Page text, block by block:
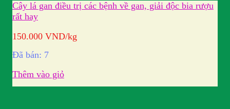
Cây lá gan điều trị các bệnh về gan, giải độc bia rượu
rất hay
150.000 VND/kg
Đã bán: 7
Thêm vào giỏ